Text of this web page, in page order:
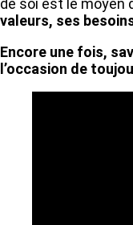
de soi est le moyen
valeurs, ses
Encore une fois,
l’occasion de